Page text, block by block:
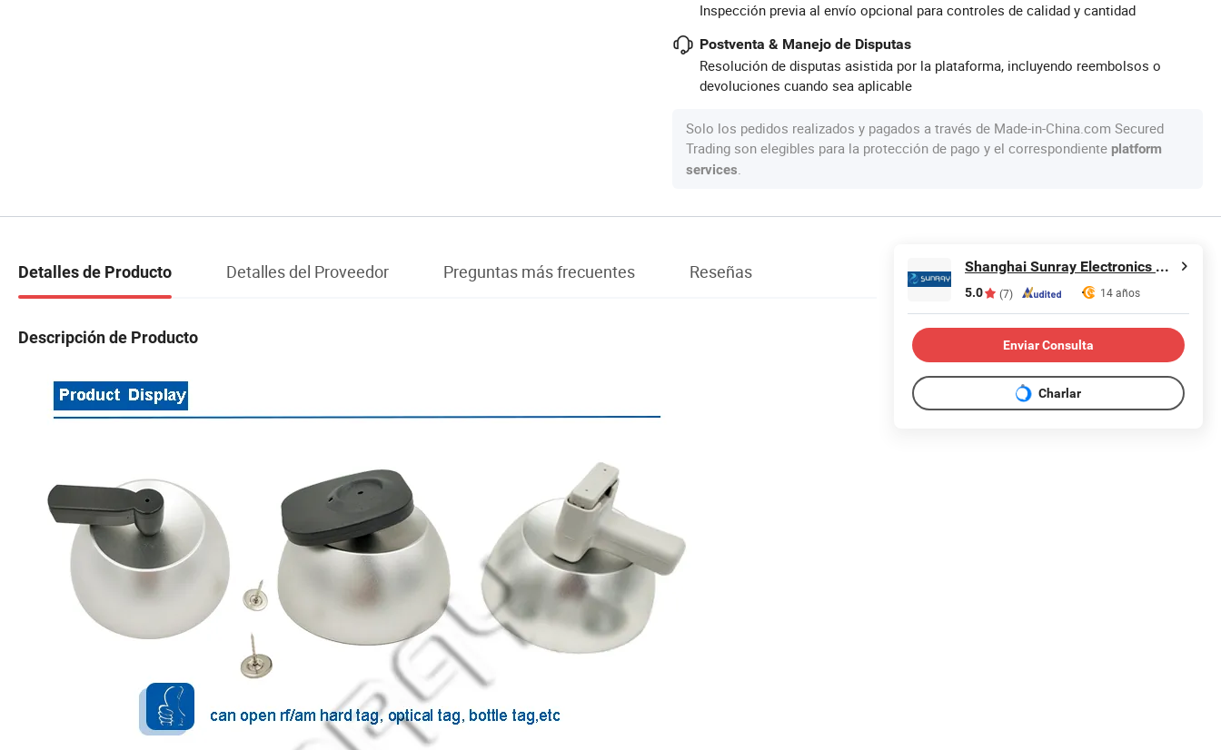
Inspección previa al envío opcional para controles de calidad y cantidad
Postventa & Manejo de Disputas
Resolución de disputas asistida por la plataforma, incluyendo reembolsos o
devoluciones cuando sea aplicable
Solo los pedidos realizados y pagados a través de Made-in-China.com Secured
Trading son elegibles para la protección de pago y el correspondiente platform
services.
Detalles de Producto Detalles del Proveedor Preguntas más frecuentes Reseñas
Descripción de Producto
Shanghai Sunray Electronics Co., Ltd.
5.0 (7) 14 años
Enviar Consulta
Charlar